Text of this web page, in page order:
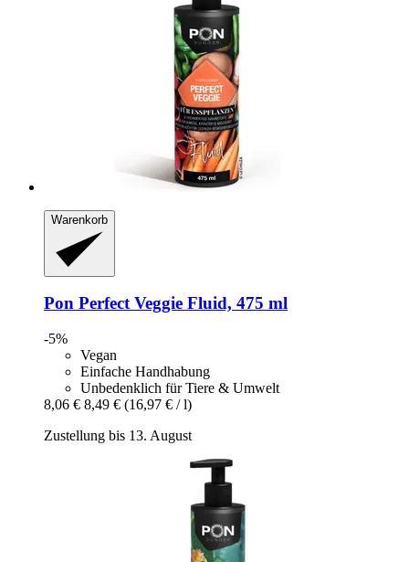
Warenkorb
Pon Perfect Veggie Fluid, 475 ml
-5%
Vegan
Einfache Handhabung
Unbedenklich für Tiere & Umwelt
8,06 € 8,49 € (16,97 € / l)
Zustellung bis 13. August